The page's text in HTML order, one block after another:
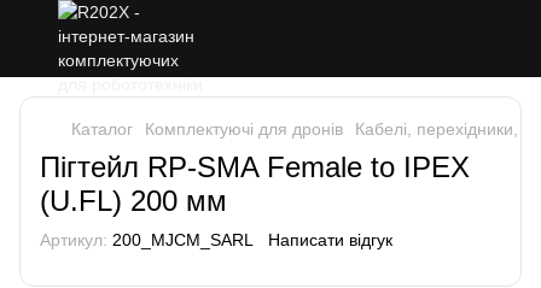
Каталог Комплектуючі для дронів Кабелі, перехідники,
Пігтейл RP-SMA Female to IPEX
(U.FL) 200 мм
Артикул: 200_MJCM_SARL Написати відгук